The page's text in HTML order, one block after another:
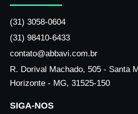
(31) 3058-0604
(31) 98410-6433
contato@abbavi.com.br
R. Dorival Machado, 505 - Santa
Horizonte - MG, 31525-150
SIGA-NOS